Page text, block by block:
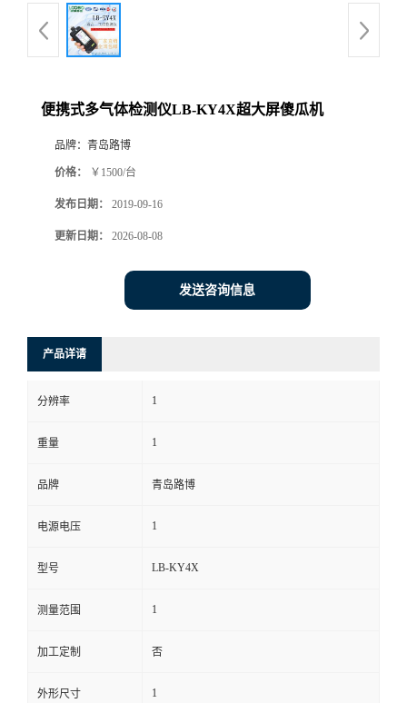
品
厅
系
方
式
在
线
便携式多气体检测仪LB-KY4X超大屏傻瓜机
品牌： 青岛路博
价格： ￥1500/台
发布日期： 2019-09-16
更新日期： 2026-08-08
发送咨询信息
产品详请
分辨率 1
重量 1
品牌 青岛路博
电源电压 1
型号 LB-KY4X
测量范围 1
加工定制 否
外形尺寸 1